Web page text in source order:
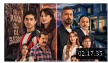
02:17:35